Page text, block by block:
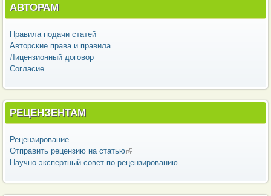
АВТОРАМ
Правила подачи статей
Авторские права и правила
Лицензионный договор
Согласие
РЕЦЕНЗЕНТАМ
Рецензирование
Отправить рецензию на статью(внешняя ссылка)
Научно-экспертный совет по рецензированию